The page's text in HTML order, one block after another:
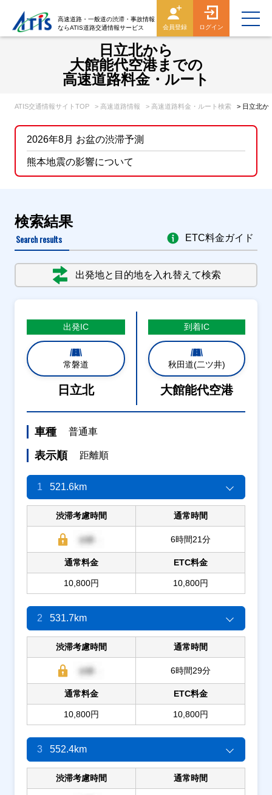
高速道路・一般道の渋滞・事故情報
ならATIS道路交通情報サービス
会員登録 ログイン
日立北から
大館能代空港までの
高速道路料金・ルート
ATIS交通情報サイトTOP > 高速道路情報 > 高速道路料金・ルート検索 > 日立北か
2026年8月 お盆の渋滞予測
熊本地震の影響について
検索結果
Search results
出発地と目的地を入れ替えて検索
ETC料金ガイド
出発IC
常磐道
日立北
到着IC
秋田道(二ツ井)
大館能代空港
車種 普通車
表示順 距離順
1 521.6km
渋滞考慮時間 通常時間
6時間21分
通常料金
10,800円
ETC料金
10,800円
2 531.7km
渋滞考慮時間 通常時間
6時間29分
通常料金
10,800円
ETC料金
10,800円
3 552.4km
渋滞考慮時間 通常時間